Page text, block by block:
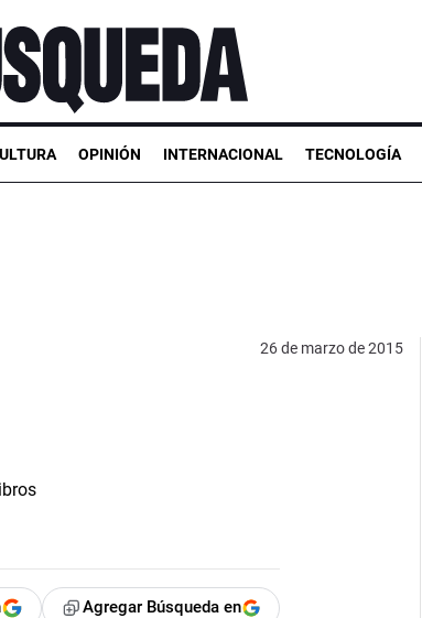
OPINIÓN INTERNACIONAL TECNOLOGÍA
26 de marzo de 2015
Agregar Búsqueda en